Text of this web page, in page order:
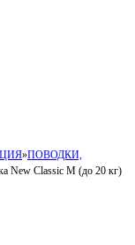
»ПОВОДКИ,
New Classic М (до 20 кг)